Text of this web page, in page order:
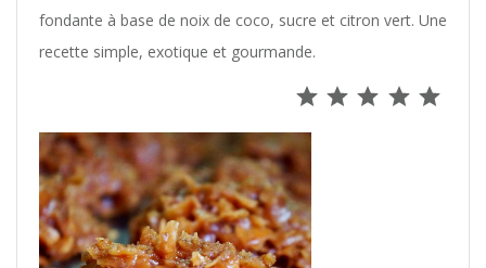
fondante à base de noix de coco, sucre et citron vert. Une
recette simple, exotique et gourmande.